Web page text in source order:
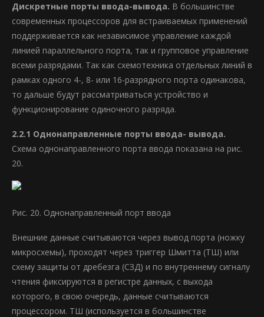
Дискретные порты ввода-вывода. В большинстве
современных процессоров для встраиваемых применений
поддерживается как независимое управление каждой
линией параллельного порта, так и групповое управление
всеми разрядами. Так как схемотехника отдельных линий в
рамках одного 4-, 8- или 16-разрядного порта одинакова,
то дальше будут рассматриваться устройство и
функционирование одиночного разряда.
2.2.1 Однонаправленные порты ввода- вывода.
Схема однонаправленного порта ввода показана на рис.
20.
Рис. 20. Однонаправленный порт ввода
Внешние данные считываются через вывод порта (ножку
микросхемы), проходят через триггер Шмитта (ТШ) или
схему защиты от дребезга (СЗД) и по внутреннему сигналу
чтения фиксируются в регистре данных, с выхода
которого, в свою очередь, данные считываются
процессором. ТШ (используется в большинстве